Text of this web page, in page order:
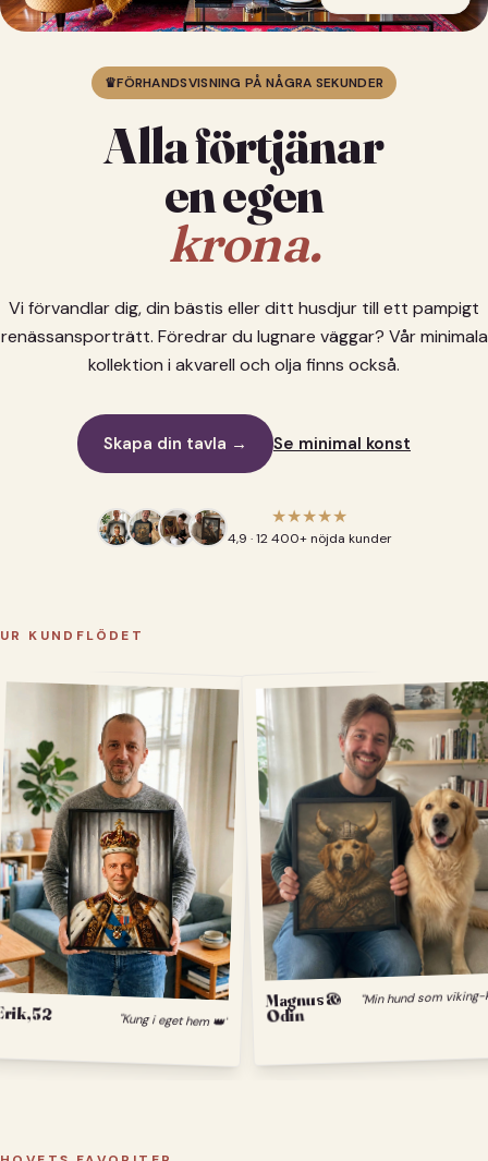
♛FÖRHANDSVISNING PÅ NÅGRA SEKUNDER
Alla förtjänar
en egen
krona.
Vi förvandlar dig, din bästis eller ditt husdjur till ett pampigt
renässansporträtt. Föredrar du lugnare väggar? Vår minimala
kollektion i akvarell och olja finns också.
Skapa din tavla → Se minimal konst
★★★★★
4,9 · 12 400+ nöjda kunder
UR KUNDFLÖDET
52 "Kung i eget hem 👑"
Magnus &
Odin